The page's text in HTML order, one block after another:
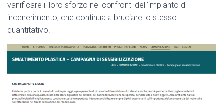
vanificare il loro sforzo nei confronti dell’impianto di
incenerimento, che continua a bruciare lo stesso
quantitativo.